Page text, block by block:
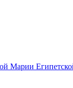
Марии